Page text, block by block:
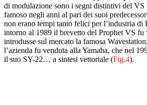
di modulazione sono i segni distintivi del VS
famoso negli anni al pari dei suoi
non erano tempi tanto felici per l’industria di
intorno al 1989 il brevetto del Prophet VS fu
introdusse sul mercato la famosa
l’azienda fu venduta alla Yamaha, che nel
il suo SY-22… a sintesi vettoriale (Fig.4).